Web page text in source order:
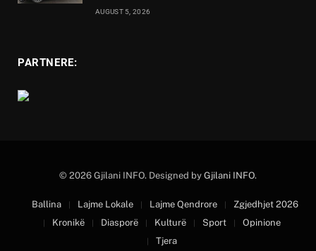
AUGUST 5, 2026
PARTNERE:
© 2026 Gjilani INFO. Designed by Gjilani INFO.
Ballina Lajme Lokale Lajme Qendrore
Zgjedhjet 2026
Kronikë
Diasporë Kulturë Sport
Opinione
Tjera